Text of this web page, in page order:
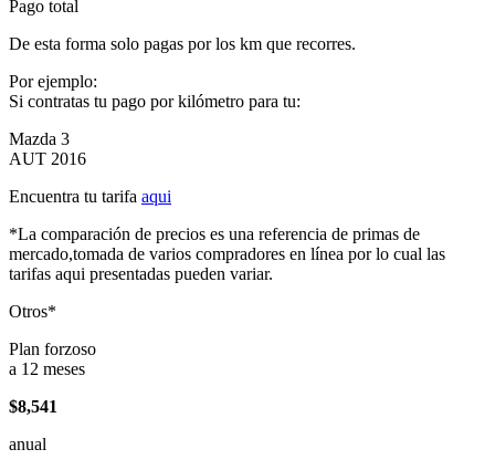
Pago total
De esta forma solo pagas por los km que recorres.
Por ejemplo:
Si contratas tu pago por kilómetro para tu:
Mazda 3
AUT 2016
Encuentra tu tarifa aqui
*La comparación de precios es una referencia de primas de
mercado,tomada de varios compradores en línea por lo cual las
tarifas aqui presentadas pueden variar.
Otros*
Plan forzoso
a 12 meses
$8,541
anual